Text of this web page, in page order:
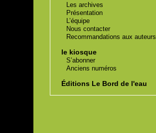
Les archives
Présentation
L’équipe
Nous contacter
Recommandations aux auteurs
le kiosque
S’abonner
Anciens numéros
Éditions Le Bord de l'eau